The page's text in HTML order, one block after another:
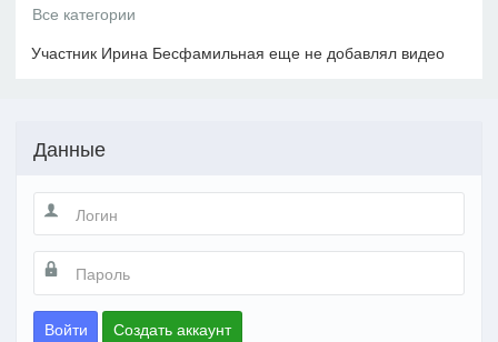
Участник Ирина Бесфамильная еще не добавлял видео
Данные
Войти Создать аккаунт